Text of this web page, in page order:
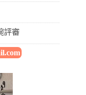
評審